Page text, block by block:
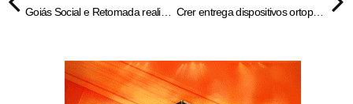
Goiás Social e Retomada realizam Feirão de Empregos em Hidrolândia – Portal Goiás Crer entrega dispositivos ortopédicos em Cavalcante – Portal Goiás